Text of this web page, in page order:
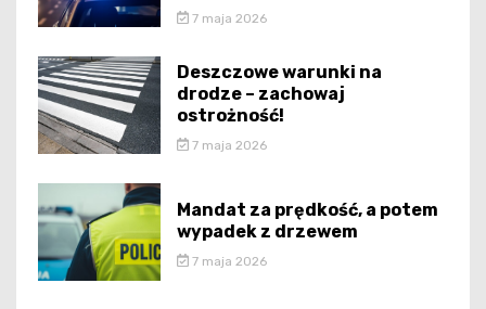
7 maja 2026
Deszczowe warunki na
drodze – zachowaj
ostrożność!
7 maja 2026
Mandat za prędkość, a potem
wypadek z drzewem
7 maja 2026